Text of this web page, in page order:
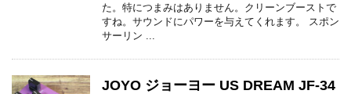
た。特につまみはありません。クリーンブーストで
すね。サウンドにパワーを与えてくれます。 スポン
サーリン ...
JOYO ジョーヨー US DREAM JF-34